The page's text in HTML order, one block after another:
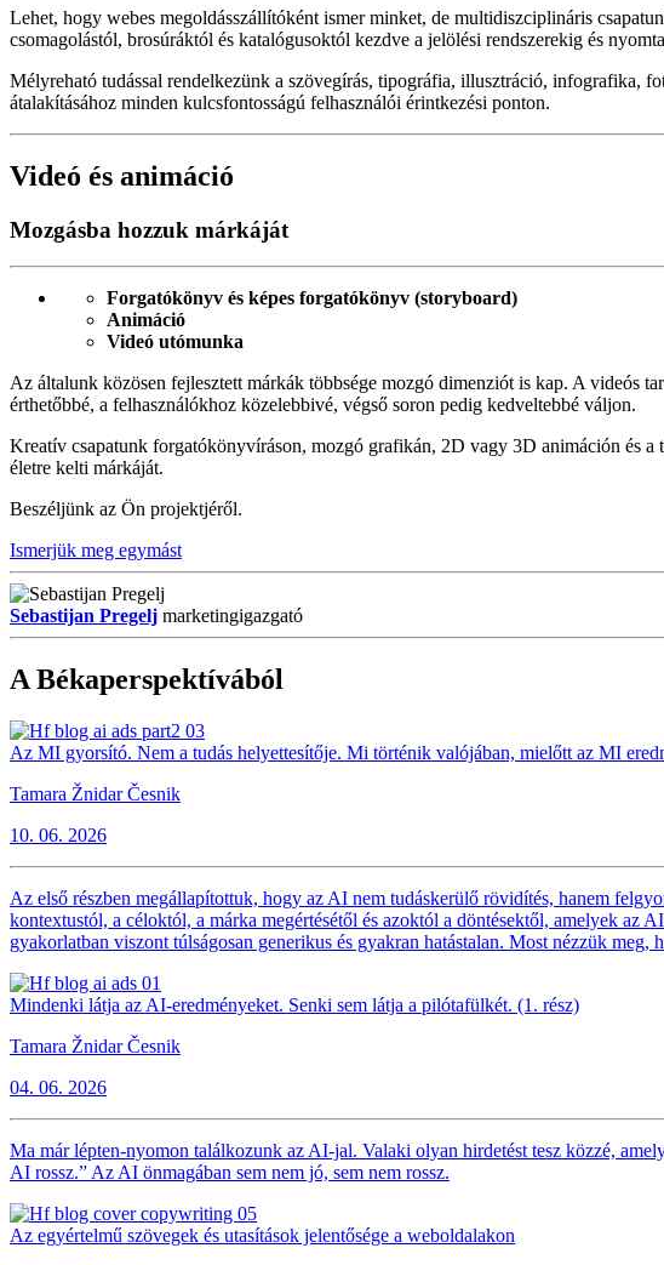
Lehet, hogy webes megoldásszállítóként ismer minket, de multidiszciplináris
csomagolástól, brosúráktól és katalógusoktól kezdve a jelölési rendszerekig és
Mélyreható tudással rendelkezünk a szövegírás, tipográfia, illusztráció, infografika,
átalakításához minden kulcsfontosságú felhasználói érintkezési ponton.
Videó és animáció
Mozgásba hozzuk márkáját
Forgatókönyv és képes forgatókönyv (storyboard)
Animáció
Videó utómunka
Az általunk közösen fejlesztett márkák többsége mozgó dimenziót is kap. A videós
érthetőbbé, a felhasználókhoz közelebbivé, végső soron pedig kedveltebbé váljon.
Kreatív csapatunk forgatókönyvíráson, mozgó grafikán, 2D vagy 3D animáción és
életre kelti márkáját.
Beszéljünk az Ön projektjéről.
Ismerjük meg egymást
Sebastijan Pregelj marketingigazgató
A Békaperspektívából
Az MI gyorsító. Nem a tudás helyettesítője. Mi történik valójában, mielőtt az MI
Tamara Žnidar Česnik
10. 06. 2026
Az első részben megállapítottuk, hogy az AI nem tudáskerülő rövidítés, hanem
kontextustól, a céloktól, a márka megértésétől és azoktól a döntésektől, amelyek
gyakorlatban viszont túlságosan generikus és gyakran hatástalan. Most nézzük meg,
Mindenki látja az AI-eredményeket. Senki sem látja a pilótafülkét. (1. rész)
Tamara Žnidar Česnik
04. 06. 2026
Ma már lépten-nyomon találkozunk az AI-jal. Valaki olyan hirdetést tesz közzé,
AI rossz.” Az AI önmagában sem nem jó, sem nem rossz.
Az egyértelmű szövegek és utasítások jelentősége a weboldalakon